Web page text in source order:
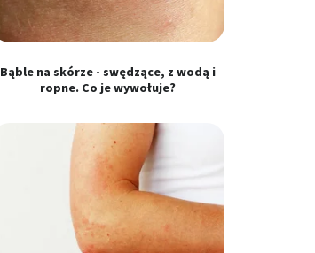
Bąble na skórze - swędzące, z wodą i
ropne. Co je wywołuje?